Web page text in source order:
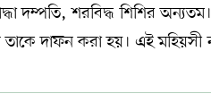
দম্পতি, শরবিদ্ধ শিশির
দাফন করা হয়। এই মহিয়সী